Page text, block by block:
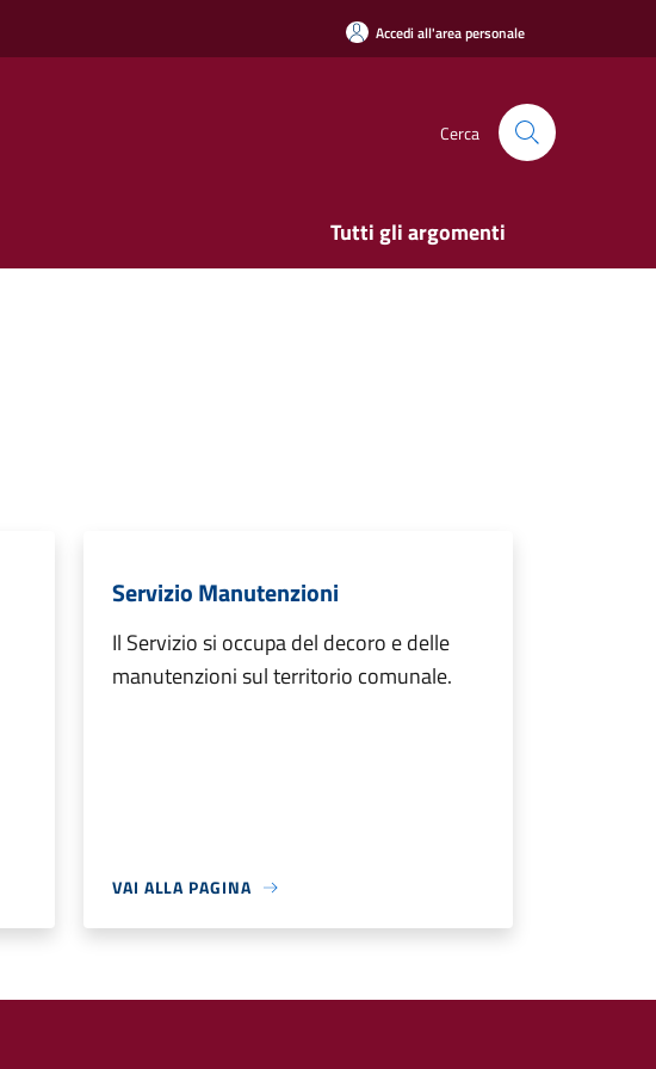
Accedi all'area personale
Cerca
Tutti gli argomenti
Servizio Manutenzioni
Il Servizio si occupa del decoro e delle
manutenzioni sul territorio comunale.
VAI ALLA PAGINA